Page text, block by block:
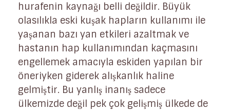
hurafenin kaynağı belli değildir. Büyük
olasılıkla eski kuşak hapların kullanımı ile
yaşanan bazı yan etkileri azaltmak ve
hastanın hap kullanımından kaçmasını
engellemek amacıyla eskiden yapılan bir
öneriyken giderek alışkanlık haline
gelmiştir. Bu yanlış inanış sadece
ülkemizde değil pek çok gelişmiş ülkede de